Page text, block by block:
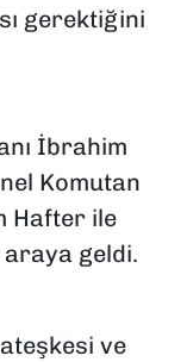
gerektiğini
İbrahim
Komutan
Hafter ile
araya geldi.
ve